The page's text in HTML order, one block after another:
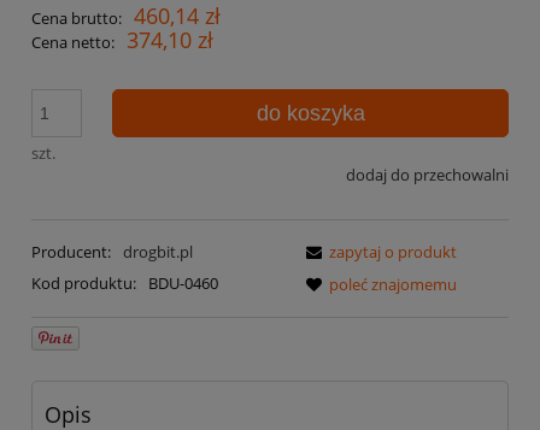
Cena brutto: 460,14 zł
Cena netto: 374,10 zł
szt.
do koszyka
dodaj do przechowalni
Producent: drogbit.pl
Kod produktu:
BDU-0460
zapytaj o produkt
poleć znajomemu
Opis